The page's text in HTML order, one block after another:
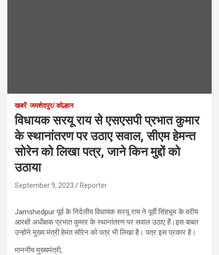
खबरें जमशेदपुर/ कोल्हान
विधायक सरयू राय से एसएसपी प्रभात कुमार
के स्थानांतरण पर उठाए सवाल, सीएम हेमन्त
सोरेन को लिखा पत्र, जाने किन मुद्दों को
उठाया
September 9, 2023 Reporter
Jamshedpur पूर्व के निर्दलीय विधायक सरयू राय ने पूर्वी सिंहभूम के वरीय
आरक्षी अधीक्षक प्रभात कुमार के स्थानांतरण पर सवाल उठाए हैं।इस बाबत
उन्होने मुख्य मंत्री हेमंत सोरेन को पत्र भी लिखा है। पत्र इस प्रकार है।
माननीय मुख्यमंत्री,